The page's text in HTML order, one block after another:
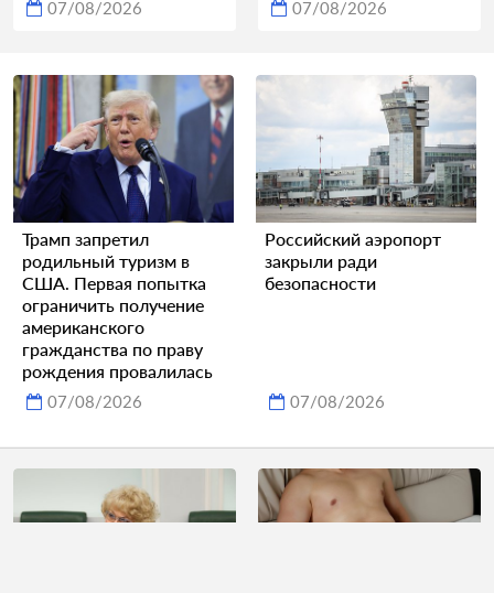
07/08/2026 07/08/2026
Трамп запретил
родильный туризм в
США. Первая попытка
ограничить получение
американского
гражданства по праву
рождения провалилась
07/08/2026
Российский аэропорт
закрыли ради
безопасности
07/08/2026